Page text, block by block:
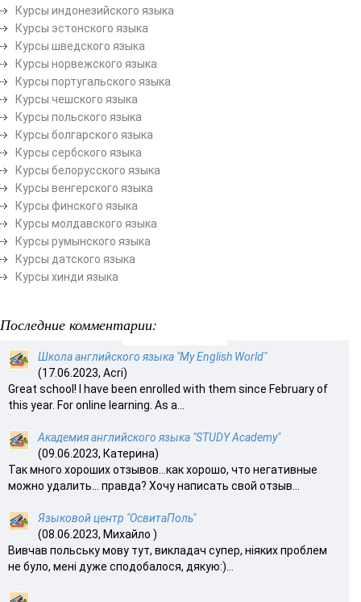
Курсы индонезийского языка
Курсы эстонского языка
Курсы шведского языка
Курсы норвежского языка
Курсы португальского языка
Курсы чешского языка
Курсы польского языка
Курсы болгарского языка
Курсы сербского языка
Курсы белорусского языка
Курсы венгерского языка
Курсы финского языка
Курсы молдавского языка
Курсы румынского языка
Курсы датского языка
Курсы хинди языка
Последние комментарии:
Школа английского языка "My English World"
(17.06.2023, Acri)
Great school! I have been enrolled with them since February of
this year. For online learning. As a...
Академия английского языка "STUDY Academy"
(09.06.2023, Катерина)
Так много хороших отзывов…как хорошо, что негативные
можно удалить… правда? Хочу написать свой отзыв...
Языковой центр "ОсвитаПоль"
(08.06.2023, Михайло )
Вивчав польську мову тут, викладач супер, ніяких проблем
не було, мені дуже сподобалося, дякую:)...